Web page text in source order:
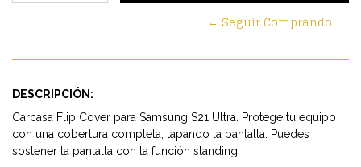
← Seguir Comprando
DESCRIPCIÓN:
Carcasa Flip Cover para Samsung S21 Ultra. Protege tu equipo
con una cobertura completa, tapando la pantalla. Puedes
sostener la pantalla con la función standing.